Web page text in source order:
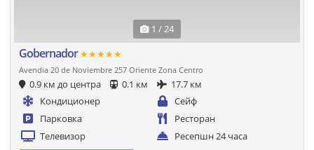
1 / 24
Gobernador★★★★★
Avendia 20 de Noviembre 257 Oriente Zona Centro
0.9 км до центра 0.1 км
17.7 км
Кондиционер
Сейф
Парковка
Ресторан
Телевизор
Ресепшн 24 часа